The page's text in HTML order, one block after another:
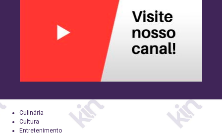
Culinária
Cultura
Entretenimento